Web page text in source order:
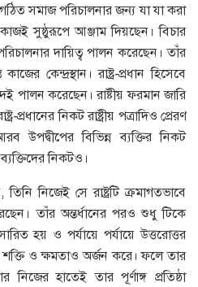
সমাজ পরিচালনার জন্য যা যা করা
সুষ্ঠুরূপে আঞ্জাম দিয়ছেন। বিচার
দায়িত্ব পালন করেছেন। তাঁর
কেন্দ্রস্থান। রাষ্ট্র-প্রধান হিসেবে
পালন করেছেন। রাষ্টীয় ফরমান জারি
প্রধানের নিকট রাষ্ট্রীয় পত্রাদিও প্রেরণ
উপদ্বীপের বিভিন্ন ব্যক্তির নিকট
নিকটও।
তিনি নিজেই সে রাষ্ট্রটি ক্রমাগতভাবে
তাঁর অন্তর্ধানের পরও শুধু টিকে
হয় ও পর্যায়ে পর্যায়ে উত্তরোত্তর
ও ক্ষমতাও অর্জন করে। ফলে তার
হাতেই তার পূর্ণাঙ্গ প্রতিষ্ঠা